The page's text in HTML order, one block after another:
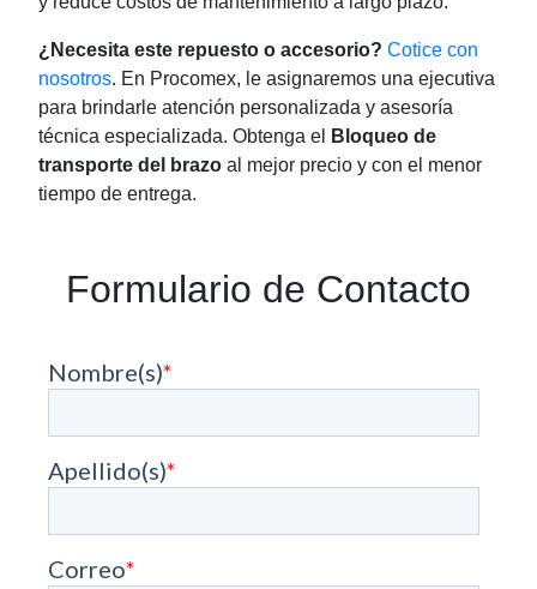
¿Necesita este repuesto o accesorio? Cotice con
nosotros. En Procomex, le asignaremos una ejecutiva
para brindarle atención personalizada y asesoría
técnica especializada. Obtenga el
Bloqueo de
transporte del brazo al mejor precio y con el menor
tiempo de entrega.
Formulario de Contacto